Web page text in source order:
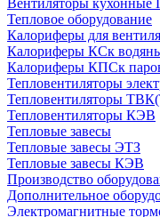
Вентиляторы
Тепловое оборудование
Калориферы для
Калориферы КСк
Калориферы КПСк
Тепловентиляторы
Тепловентиляторы
Тепловентиляторы КЭВ
Тепловые завесы
Тепловые завесы ЭТЗ
Тепловые завесы КЭВ
Производство
Дополнительное
Электромагнитные